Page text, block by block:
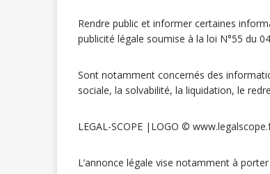
Rendre public et informer certaines
publicité légale soumise à la loi N°55 du
Sont notamment concernés des
sociale, la solvabilité, la liquidation, le
LEGAL-SCOPE |LOGO ©
L’annonce légale vise notamment à